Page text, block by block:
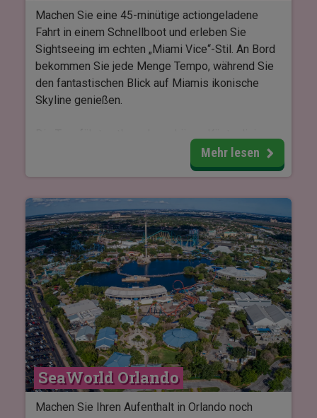
Machen Sie eine 45-minütige actiongeladene
Fahrt in einem Schnellboot und erleben Sie
Sightseeing im echten „Miami Vice“-Stil. An Bord
bekommen Sie jede Menge Tempo, während Sie
den fantastischen Blick auf Miamis ikonische
Skyline genießen.
wo Sie unter anderem South Beach passieren und
einen Blick auf die beeindruckenden Luxusvillen
werfen – Heimat einiger der größten Prominenten
der Welt.
Mehr lesen
SeaWorld Orlando
Machen Sie Ihren Aufenthalt in Orlando noch